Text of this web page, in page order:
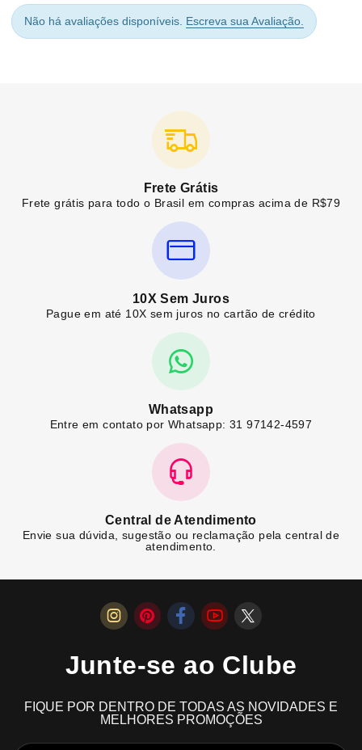
Não há avaliações disponíveis. Escreva sua Avaliação.
Frete Grátis
Frete grátis para todo o Brasil em compras acima de R$79
10X Sem Juros
Pague em até 10X sem juros no cartão de crédito
Whatsapp
Entre em contato por Whatsapp: 31 97142-4597
Central de Atendimento
Envie sua dúvida, sugestão ou reclamação pela central de
atendimento.
Junte-se ao Clube
FIQUE POR DENTRO DE TODAS AS NOVIDADES E
MELHORES PROMOÇÕES